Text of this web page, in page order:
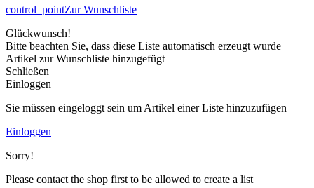
control_pointZur Wunschliste
Glückwunsch!
Bitte beachten Sie, dass diese Liste automatisch erzeugt wurde
Artikel zur Wunschliste hinzugefügt
Schließen
Einloggen
Sie müssen eingeloggt sein um Artikel einer Liste hinzuzufügen
Einloggen
Sorry!
Please contact the shop first to be allowed to create a list